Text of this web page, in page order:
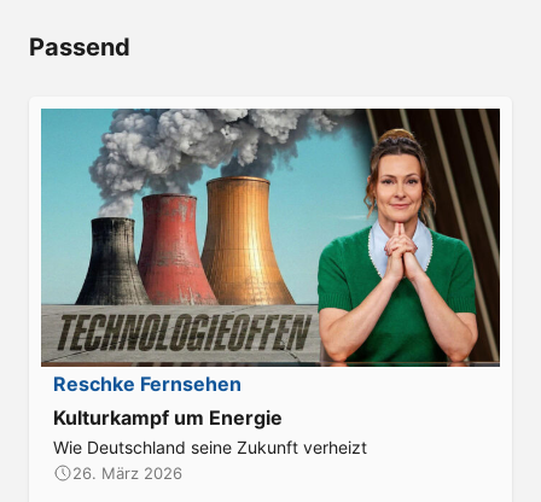
Passend
Reschke Fernsehen
Kulturkampf um Energie
Wie Deutschland seine Zukunft verheizt
26. März 2026